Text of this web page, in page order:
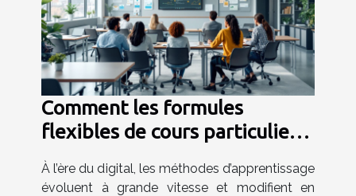
Comment les formules
flexibles de cours particuliers
favorisent-elles
l'apprentissage personnalisé ?
À l’ère du digital, les méthodes d’apprentissage
évoluent à grande vitesse et modifient en